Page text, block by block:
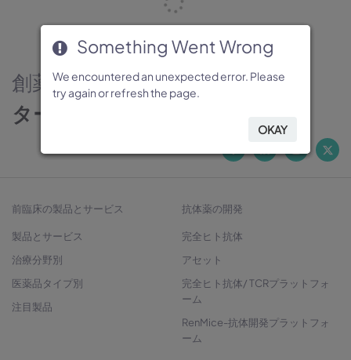
創薬のパートナー
ターゲットから治療法開発へ
前臨床の製品とサービス
製品とサービス
治療分野別
医薬品タイプ別
注目製品
抗体薬の開発
完全ヒト抗体
アセット
完全ヒト抗体/ TCRプラットフォ
ーム
RenMice-抗体開発プラットフォ
ーム
Something Went Wrong
We encountered an unexpected error. Please
try again or refresh the page.
OKAY
Something Went Wrong
We encountered an unexpected error. Please
try again or refresh the page.
OKAY
Something Went Wrong
We encountered an unexpected error. Please
try again or refresh the page.
OKAY
Something Went Wrong
We encountered an unexpected error. Please
try again or refresh the page.
OKAY
Something Went Wrong
We encountered an unexpected error. Please
try again or refresh the page.
OKAY